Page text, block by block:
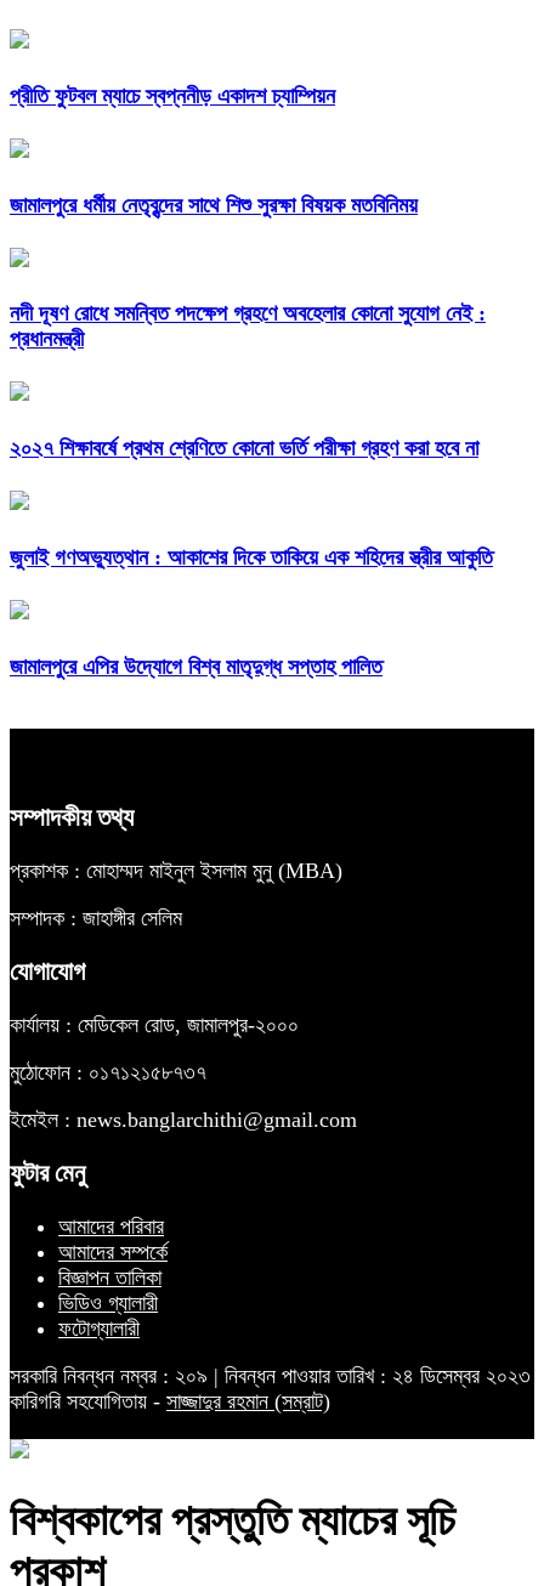
প্রীতি ফুটবল ম্যাচে স্বপ্ননীড় একাদশ চ্যাম্পিয়ন
জামালপুরে ধর্মীয় নেতৃবৃন্দের সাথে শিশু সুরক্ষা বিষয়ক মতবিনিময়
নদী দূষণ রোধে সমন্বিত পদক্ষেপ গ্রহণে অবহেলার কোনো সুযোগ নেই :
প্রধানমন্ত্রী
২০২৭ শিক্ষাবর্ষে প্রথম শ্রেণিতে কোনো ভর্তি পরীক্ষা গ্রহণ করা হবে না
জুলাই গণঅভ্যুত্থান : আকাশের দিকে তাকিয়ে এক শহিদের স্ত্রীর আকুতি
জামালপুরে এপির উদ্যোগে বিশ্ব মাতৃদুগ্ধ সপ্তাহ পালিত
সম্পাদকীয় তথ্য
প্রকাশক : মোহাম্মদ মাইনুল ইসলাম মুনু (MBA)
সম্পাদক : জাহাঙ্গীর সেলিম
যোগাযোগ
কার্যালয় : মেডিকেল রোড, জামালপুর-২০০০
মুঠোফোন : ০১৭১২১৫৮৭৩৭
ইমেইল : news.banglarchithi@gmail.com
ফুটার মেনু
আমাদের পরিবার
আমাদের সম্পর্কে
বিজ্ঞাপন তালিকা
ভিডিও গ্যালারী
ফটোগ্যালারী
সরকারি নিবন্ধন নম্বর : ২০৯ | নিবন্ধন পাওয়ার তারিখ : ২৪ ডিসেম্বর ২০২৩
কারিগরি সহযোগিতায় - সাজ্জাদুর রহমান (সম্রাট)
বিশ্বকাপের প্রস্তুতি ম্যাচের সূচি
প্রকাশ